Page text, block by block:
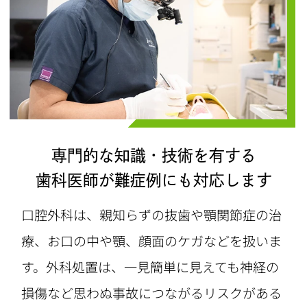
専門的な知識・技術を有する
歯科医師が難症例にも対応します
口腔外科は、親知らずの抜歯や顎関節症の治
療、お口の中や顎、顔面のケガなどを扱いま
す。外科処置は、一見簡単に見えても神経の
損傷など思わぬ事故につながるリスクがある